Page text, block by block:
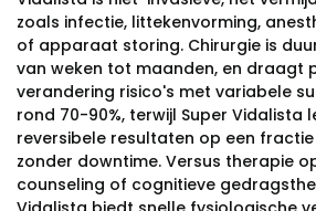
zoals infectie, littekenvorming,
of apparaat storing. Chirurgie is
van weken tot maanden, en draagt
verandering risico's met variabele
rond 70-90%, terwijl Super Vidalista
reversibele resultaten op een
zonder downtime. Versus therapie
counseling of cognitieve